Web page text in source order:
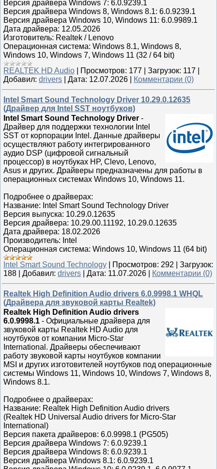
Версия драйвера Windows 7: 6.0.9239.1
Версия драйвера Windows 8, Windows 8.1: 6.0.9239.1
Версия драйвера Windows 10, Windows 11: 6.0.9989.1
Дата драйвера: 12.05.2026
Изготовитель: Realtek / Lenovo
Операционная система: Windows 8.1, Windows 8,
Windows 10, Windows 7, Windows 11 (32 / 64 bit)
REALTEK HD Audio
Просмотров: 177 Загрузок: 117
Добавил: drivers Дата: 12.07.2026 Комментарии (0)
Intel Smart Sound Technology Driver 10.29.0.12635
(Драйвер для Intel SST ноутбуков)
Intel Smart Sound Technology Driver -
Драйвер для поддержки технологии Intel
SST от корпорации Intel. Данные драйверы
осуществляют работу интегрированного
аудио DSP (цифровой сигнальный
процессор) в ноутбуках HP, Clevo, Lenovo,
Asus и других. Драйверы предназначены для работы в
операционных системах Windows 10, Windows 11.
Подробнее о драйверах:
Название: Intel Smart Sound Technology Driver
Версия выпуска: 10.29.0.12635
Версия драйвера: 10.29.00.11192, 10.29.0.12635
Дата драйвера: 18.02.2026
Производитель: Intel
Операционная система: Windows 10, Windows 11 (64 bit)
Intel Smart Sound Technology
Просмотров: 292
Загрузок:
188
Добавил: drivers Дата: 11.07.2026 Комментарии (0)
Realtek High Definition Audio drivers 6.0.9998.1 WHQL
(Драйвера для звуковой карты Realtek)
Realtek High Definition Audio drivers
6.0.9998.1 - Официальные драйвера для
звуковой карты Realtek HD Audio для
ноутбуков от компании Micro-Star
International. Драйверы обеспечивают
работу звуковой карты ноутбуков компании
MSI и других изготовителей ноутбуков под операционные
системы Windows 11, Windows 10, Windows 7, Windows 8,
Windows 8.1.
Подробнее о драйверах:
Название: Realtek High Definition Audio drivers
(Realtek HD Universal Audio drivers for Micro-Star
International)
Версия пакета драйверов: 6.0.9998.1 (PG505)
Версия драйвера Windows 7: 6.0.9239.1
Версия драйвера Windows 8: 6.0.9239.1
Версия драйвера Windows 8.1: 6.0.9239.1